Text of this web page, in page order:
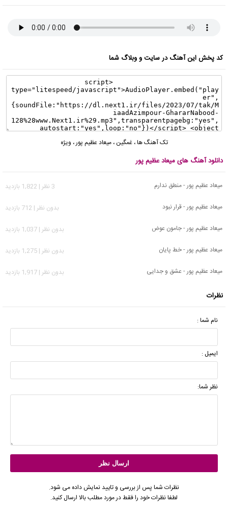
کد پخش این آهنگ در سایت و وبلاگ شما
تک آهنگ ها،غمگین ،میعاد عظیم پور، ویژه
دانلود آهنگ های میعاد عظیم پور
میعاد عظیم پور - منطق ندارم
3 نظر | 1,822 بازدید
میعاد عظیم پور - قرار نبود
بدون نظر | 712 بازدید
میعاد عظیم پور - جامون عوض
بدون نظر | 1,037 بازدید
میعاد عظیم پور - خط پایان
بدون نظر | 1,275 بازدید
میعاد عظیم پور - عشق و جدایی
بدون نظر | 1,917 بازدید
نظرات
نام شما :
ایمیل :
نظر شما:
نظرات شما پس از بررسی و تایید نمایش داده می شود.
لطفا نظرات خود را فقط در مورد مطلب بالا ارسال کنید.